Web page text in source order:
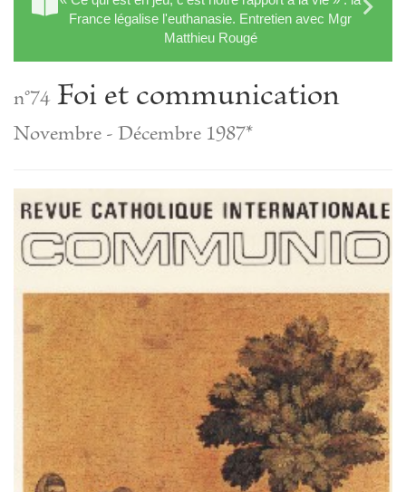
France légalise l'euthanasie. Entretien avec Mgr
Matthieu Rougé
n°74Foi et communication
Novembre - Décembre 1987*